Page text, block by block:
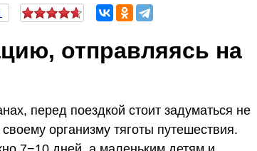
отправляясь на
перед поездкой стоит задуматься не
организму тяготы путешествия.